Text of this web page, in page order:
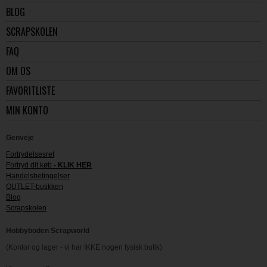
BLOG
SCRAPSKOLEN
FAQ
OM OS
FAVORITLISTE
MIN KONTO
Genveje
Fortrydelsesret
Fortryd dit køb - KLIK HER
Handelsbetingelser
OUTLET-butikken
Blog
Scrapskolen
Hobbyboden Scrapworld
(Kontor og lager - vi har IKKE nogen fysisk butik)